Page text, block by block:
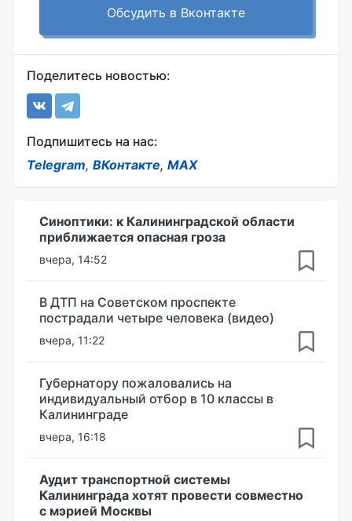
Обсудить в Вконтакте
Поделитесь новостью:
Подпишитесь на нас:
Telegram, ВКонтакте, MAX
Синоптики: к Калининградской области
приближается опасная гроза
вчера, 14:52
В ДТП на Советском проспекте
пострадали четыре человека (видео)
вчера, 11:22
Губернатору пожаловались на
индивидуальный отбор в 10 классы в
Калининграде
вчера, 16:18
Аудит транспортной системы
Калининграда хотят провести совместно
с мэрией Москвы